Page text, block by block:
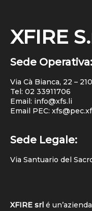
XFIRE
Sede Operativa:
Via Cà Bianca, 22 –
Tel: 02 33911706
Email: info@xfs.li
Email PEC:
Sede Legale:
Via Santuario del
XFIRE srl é